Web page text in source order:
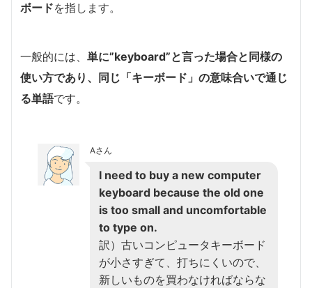
ボードを指します。
一般的には、 単に”keyboard”と言った場合と同様の
使い方であり、同じ「キーボード」の意味合いで通じ
る単語です。
Aさん
I need to buy a new computer
keyboard because the old one
is too small and uncomfortable
to type on.
訳）古いコンピュータキーボード
が小さすぎて、打ちにくいので、
新しいものを買わなければならな